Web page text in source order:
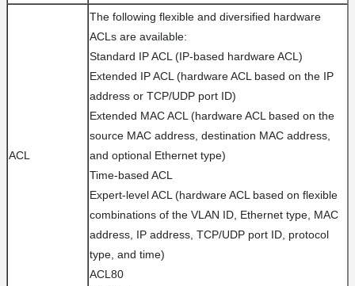
ACL
The following flexible and diversified hardware
ACLs are available:
Standard IP ACL (IP-based hardware ACL)
Extended IP ACL (hardware ACL based on the IP
address or TCP/UDP port ID)
Extended MAC ACL (hardware ACL based on the
source MAC address, destination MAC address,
and optional Ethernet type)
Time-based ACL
Expert-level ACL (hardware ACL based on flexible
combinations of the VLAN ID, Ethernet type, MAC
address, IP address, TCP/UDP port ID, protocol
type, and time)
ACL80